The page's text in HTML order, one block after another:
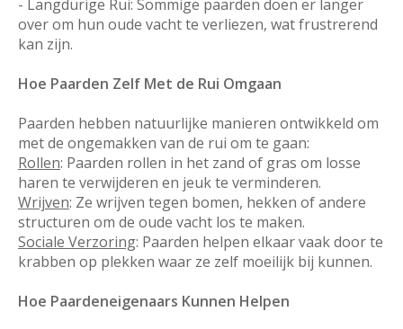
- Langdurige Rui: Sommige paarden doen er langer
over om hun oude vacht te verliezen, wat frustrerend
kan zijn.
Hoe Paarden Zelf Met de Rui Omgaan
Paarden hebben natuurlijke manieren ontwikkeld om
met de ongemakken van de rui om te gaan:
Rollen: Paarden rollen in het zand of gras om losse
haren te verwijderen en jeuk te verminderen.
Wrijven: Ze wrijven tegen bomen, hekken of andere
structuren om de oude vacht los te maken.
Sociale Verzoring: Paarden helpen elkaar vaak door te
krabben op plekken waar ze zelf moeilijk bij kunnen.
Hoe Paardeneigenaars Kunnen Helpen